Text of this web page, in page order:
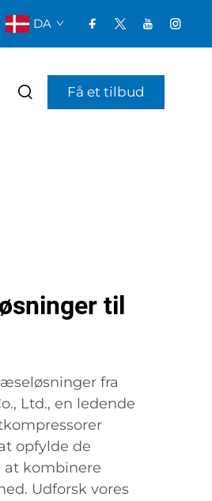
DA
Få et tilbud
til
fra
Ltd., en ledende
opfylde de
at kombinere
Udforsk vores